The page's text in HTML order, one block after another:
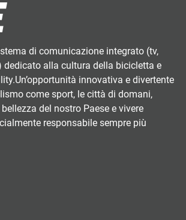
di comunicazione integrato (tv,
dedicato alla cultura della bicicletta e
innovativa e divertente
come sport, le città di domani,
del nostro Paese e vivere
responsabile sempre più